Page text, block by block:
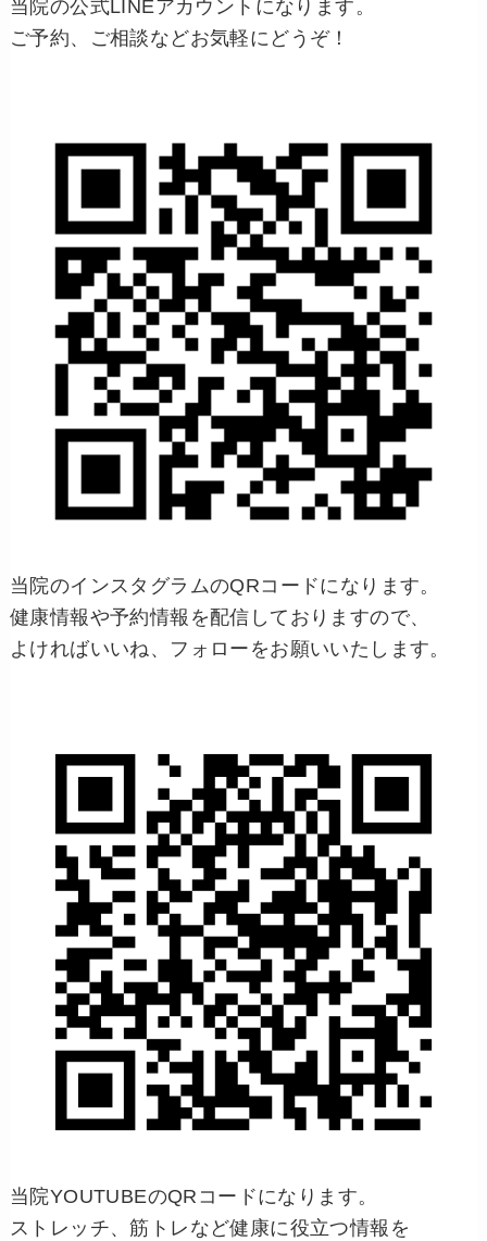
当院の公式LINEアカウントになります。
ご予約、ご相談などお気軽にどうぞ！
当院のインスタグラムのQRコードになります。
健康情報や予約情報を配信しておりますので、
よければいいね、フォローをお願いいたします。
当院YOUTUBEのQRコードになります。
ストレッチ、筋トレなど健康に役立つ情報を